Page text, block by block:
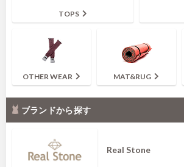
TOPS
OTHER WEAR MAT&RUG
ブランドから探す
Real Stone